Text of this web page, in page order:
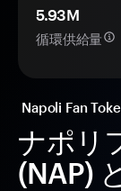
ナポリ
(NAP)
5.93M
循環供給量
Napoli Fan